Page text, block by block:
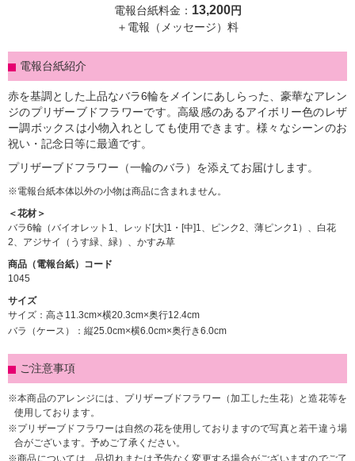
ご利用ガイド
電報台紙料金： 13,200円
＋電報（メッセージ）料
電報台紙紹介
赤を基調とした上品なバラ6輪をメインにあしらった、豪華なアレン
ジのプリザーブドフラワーです。高級感のあるアイボリー色のレザ
ー調ボックスは小物入れとしても使用できます。様々なシーンのお
祝い・記念日等に最適です。
プリザーブドフラワー（一輪のバラ）を添えてお届けします。
電報台紙本体以外の小物は商品に含まれません。
＜花材＞
バラ6輪（バイオレット1、レッド[大]1・[中]1、ピンク2、薄ピンク1）、白花
2、アジサイ（うす緑、緑）、かすみ草
商品（電報台紙）コード
1045
サイズ
サイズ：高さ11.3cm×横20.3cm×奥行12.4cm
バラ（ケース）：縦25.0cm×横6.0cm×奥行き6.0cm
ご注意事項
本商品のアレンジには、プリザーブドフラワー（加工した生花）と造花等を
使用しております。
プリザーブドフラワーは自然の花を使用しておりますので写真と若干違う場
合がございます。予めご了承ください。
商品については、品切れまたは予告なく変更する場合がございますのでご了